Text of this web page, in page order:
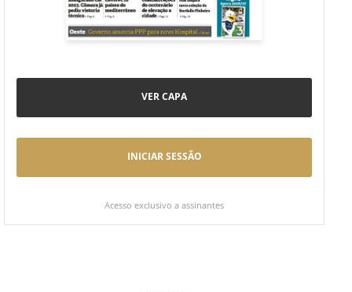
VER CAPA
INICIAR SESSÃO
Acesso exclusivo a assinantes